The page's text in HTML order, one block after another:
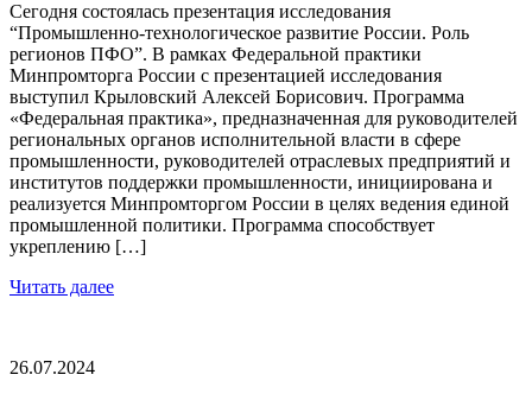
Сегодня состоялась презентация исследования
“Промышленно-технологическое развитие России. Роль
регионов ПФО”. В рамках Федеральной практики
Минпромторга России с презентацией исследования
выступил Крыловский Алексей Борисович. Программа
«Федеральная практика», предназначенная для руководителей
региональных органов исполнительной власти в сфере
промышленности, руководителей отраслевых предприятий и
институтов поддержки промышленности, инициирована и
реализуется Минпромторгом России в целях ведения единой
промышленной политики. Программа способствует
укреплению […]
Читать далее
26.07.2024